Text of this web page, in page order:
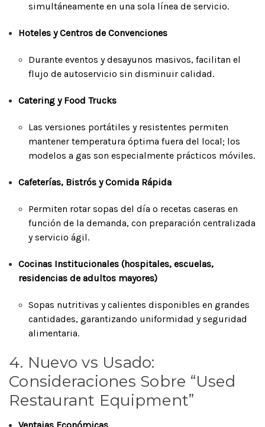
simultáneamente en una sola línea de servicio.
Hoteles y Centros de Convenciones
Durante eventos y desayunos masivos, facilitan el
flujo de autoservicio sin disminuir calidad.
Catering y Food Trucks
Las versiones portátiles y resistentes permiten
mantener temperatura óptima fuera del local; los
modelos a gas son especialmente prácticos móviles.
Cafeterías, Bistrós y Comida Rápida
Permiten rotar sopas del día o recetas caseras en
función de la demanda, con preparación centralizada
y servicio ágil.
Cocinas Institucionales (hospitales, escuelas,
residencias de adultos mayores)
Sopas nutritivas y calientes disponibles en grandes
cantidades, garantizando uniformidad y seguridad
alimentaria.
4. Nuevo vs Usado:
Consideraciones Sobre “Used
Restaurant Equipment”